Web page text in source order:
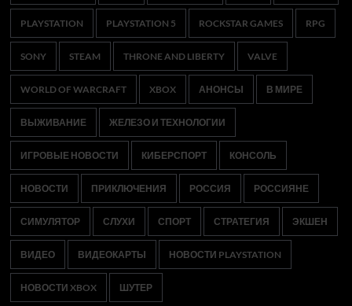
PLAYSTATION PLAYSTATION 5 ROCKSTAR GAMES RPG
SONY STEAM THRONE AND LIBERTY VALVE
WORLD OF WARCRAFT XBOX АНОНСЫ В МИРЕ
ВЫЖИВАНИЕ ЖЕЛЕЗО И ТЕХНОЛОГИИ
ИГРОВЫЕ НОВОСТИ КИБЕРСПОРТ КОНСОЛЬ
НОВОСТИ ПРИКЛЮЧЕНИЯ РОССИЯ РОССИЯНЕ
СИМУЛЯТОР СЛУХИ СПОРТ СТРАТЕГИЯ ЭКШЕН
ВИДЕО ВИДЕОКАРТЫ НОВОСТИ PLAYSTATION
НОВОСТИ XBOX ШУТЕР